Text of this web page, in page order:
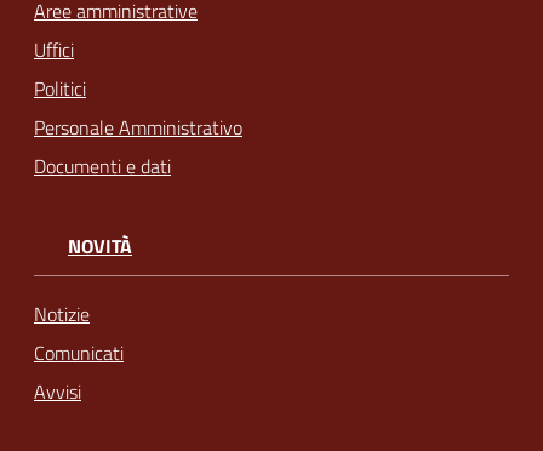
Aree amministrative
Uffici
Politici
Personale Amministrativo
Documenti e dati
NOVITÀ
Notizie
Comunicati
Avvisi